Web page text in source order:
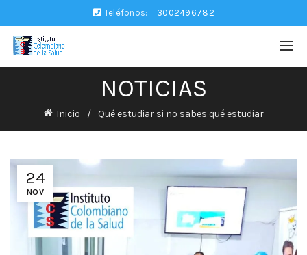
Teléfonos: 3002496782
NOTICIAS
Inicio Qué estudiar si no sabes qué estudiar
24
NOV